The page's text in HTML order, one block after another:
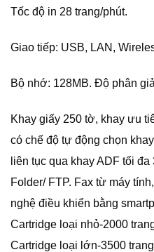
Tốc độ in 28 trang/phút.
Giao tiếp: USB, LAN,
Bộ nhớ: 128MB. Độ phân
Khay giấy 250 tờ, khay ưu
có chế độ tự động chọn
liên tục qua khay ADF tối
Folder/ FTP. Fax từ máy
nghệ điều khiển bằng
Cartridge loại nhỏ-2000
Cartridge loại lớn-3500 trang